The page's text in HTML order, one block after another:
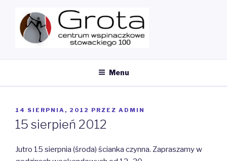
MY CMS
Menu
OPUBLIKOWANE
W
14 SIERPNIA, 2012 PRZEZ ADMIN
15 sierpień 2012
Jutro 15 sierpnia (środa) ścianka czynna. Zapraszamy w